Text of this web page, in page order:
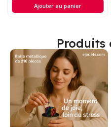
Ajouter au panier
Produits